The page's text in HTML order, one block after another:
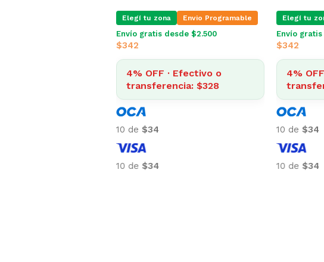
Elegí tu zona Envio Programable
Envío gratis desde $2.500
$342
4% OFF · Efectivo o
transferencia: $328
10 de $34
10 de $34
Elegí tu
Envío
$342
4%
10 de $34
10 de $34